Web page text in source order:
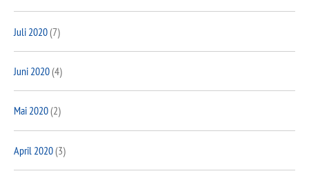
Juli 2020(7)
Juni 2020(4)
Mai 2020(2)
April 2020(3)